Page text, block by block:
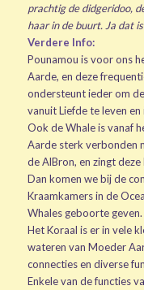
prachtig de didgeridoo,
haar in de buurt. Ja dat
Verdere Info:
Pounamou is voor ons
Aarde, en deze
ondersteunt ieder om
vanuit Liefde te leven en
Ook de Whale is vanaf
Aarde sterk verbonden
de AlBron, en zingt
Dan komen we bij de
Kraamkamers in de
Whales geboorte geven.
Het Koraal is er in vele
wateren van Moeder
connecties en diverse
Enkele van de functies